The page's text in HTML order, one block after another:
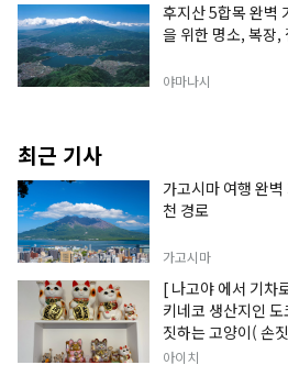
후지산 5합목 완벽
을 위한 명소, 복장,
야마나시
최근 기사
가고시마 여행 완
천 경로
가고시마
[ 나고야 에서 기차
키네코 생산지인
짓하는 고양이( 손
정보입니다.
아이치